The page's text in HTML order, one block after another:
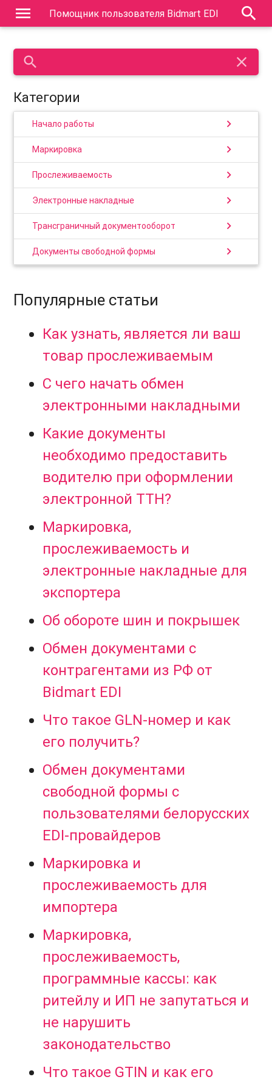
menu Помощник пользователя Bidmart EDI search
search close
Категории
Начало работы chevron_right
Маркировка chevron_right
Прослеживаемость chevron_right
Электронные накладные chevron_right
Трансграничный документооборот chevron_right
Документы свободной формы chevron_right
Популярные статьи
Как узнать, является ли ваш
товар прослеживаемым
С чего начать обмен
электронными накладными
Какие документы
необходимо предоставить
водителю при оформлении
электронной ТТН?
Маркировка,
прослеживаемость и
электронные накладные для
экспортера
Об обороте шин и покрышек
Обмен документами с
контрагентами из РФ от
Bidmart EDI
Что такое GLN-номер и как
его получить?
Обмен документами
свободной формы с
пользователями белорусских
EDI-провайдеров
Маркировка и
прослеживаемость для
импортера
Маркировка,
прослеживаемость,
программные кассы: как
ритейлу и ИП не запутаться и
не нарушить
законодательство
Что такое GTIN и как его